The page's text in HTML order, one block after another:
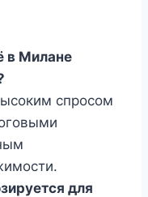
в Милане
спросом
для